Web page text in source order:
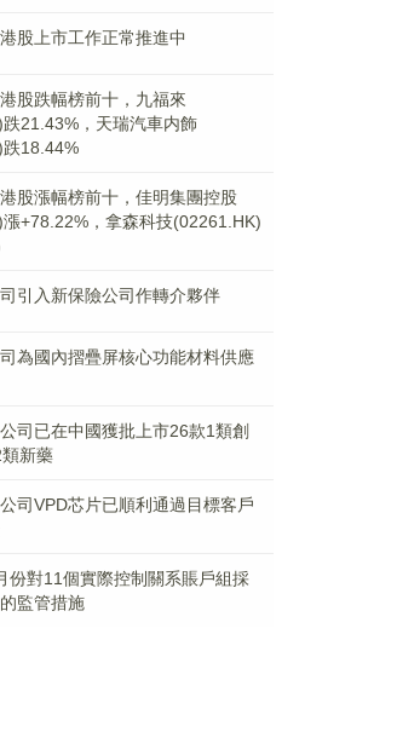
股上市工作正常推進中
港股跌幅榜前十，九福來
21.43%，天瑞汽車内飾
18.44%
港股漲幅榜前十，佳明集團控股
+78.22%，拿森科技(02261.HK)
引入新保險公司作轉介夥伴
為國內摺疊屏核心功能材料供應
司已在中國獲批上市26款1類創
新藥
司VPD芯片已順利通過目標客戶
份對11個實際控制關系賬戶組採
監管措施